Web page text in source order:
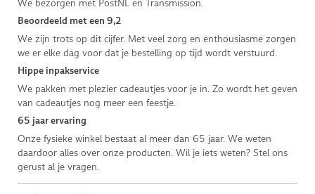
We bezorgen met PostNL en Transmission.
Beoordeeld met een 9,2
We zijn trots op dit cijfer. Met veel zorg en enthousiasme zorgen
we er elke dag voor dat je bestelling op tijd wordt verstuurd.
Hippe inpakservice
We pakken met plezier cadeautjes voor je in. Zo wordt het geven
van cadeautjes nog meer een feestje.
65 jaar ervaring
Onze fysieke winkel bestaat al meer dan 65 jaar. We weten
daardoor alles over onze producten. Wil je iets weten? Stel ons
gerust al je vragen.